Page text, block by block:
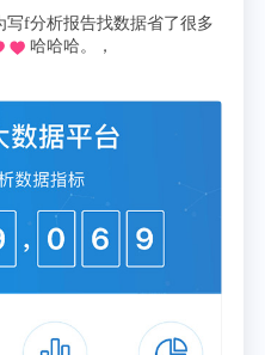
析报告找数据省了很多
哈哈哈。，